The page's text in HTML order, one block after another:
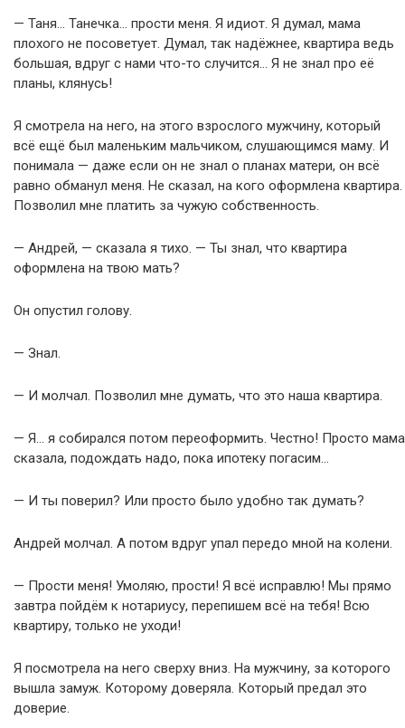
— Таня… Танечка… прости меня. Я идиот. Я думал, мама
плохого не посоветует. Думал, так надёжнее, квартира ведь
большая, вдруг с нами что-то случится… Я не знал про её
планы, клянусь!
Я смотрела на него, на этого взрослого мужчину, который
всё ещё был маленьким мальчиком, слушающимся маму. И
понимала — даже если он не знал о планах матери, он всё
равно обманул меня. Не сказал, на кого оформлена квартира.
Позволил мне платить за чужую собственность.
— Андрей, — сказала я тихо. — Ты знал, что квартира
оформлена на твою мать?
Он опустил голову.
— Знал.
— И молчал. Позволил мне думать, что это наша квартира.
— Я… я собирался потом переоформить. Честно! Просто мама
сказала, подождать надо, пока ипотеку погасим…
— И ты поверил? Или просто было удобно так думать?
Андрей молчал. А потом вдруг упал передо мной на колени.
— Прости меня! Умоляю, прости! Я всё исправлю! Мы прямо
завтра пойдём к нотариусу, перепишем всё на тебя! Всю
квартиру, только не уходи!
Я посмотрела на него сверху вниз. На мужчину, за которого
вышла замуж. Которому доверяла. Который предал это
доверие.